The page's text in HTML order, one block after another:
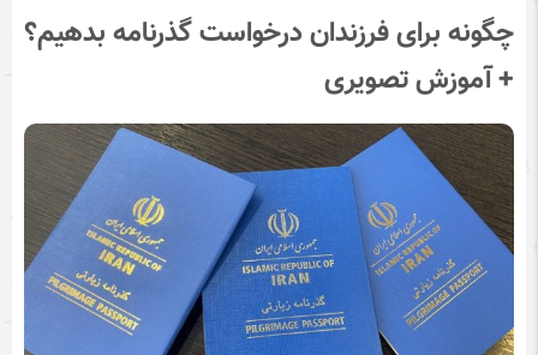
چگونه برای فرزندان درخواست گذرنامه بدهیم؟
+ آموزش تصویری